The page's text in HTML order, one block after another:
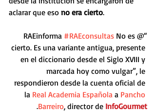
aclarar que eso no era cierto.
“‏@RAEinforma
#RAEconsultas No es
cierto. Es una variante antigua, presente
en el diccionario desde el Siglo XVIII y
marcada hoy como vulgar”, le
respondieron desde la cuenta oficial de
la Real Academia Española a Pancho
Barreiro, director de InfoGourmet
.